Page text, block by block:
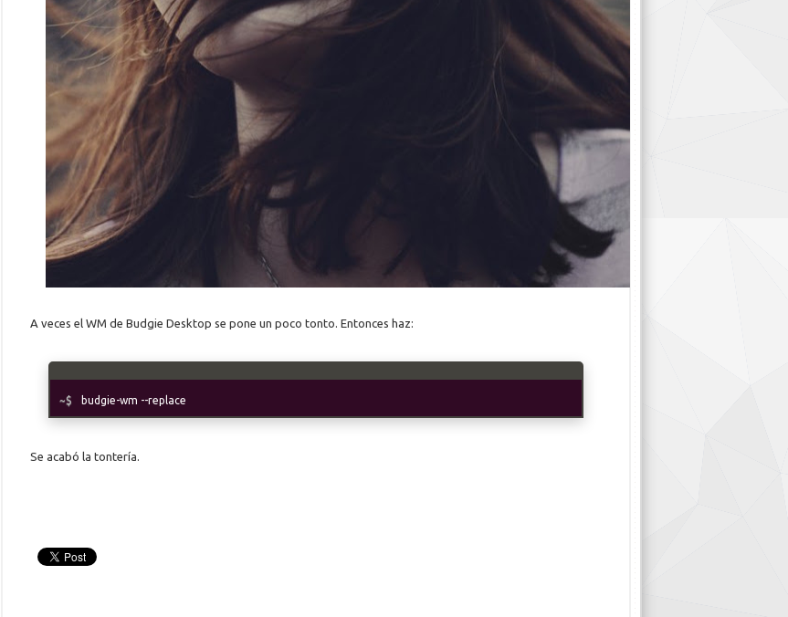
A veces el WM de Budgie Desktop se pone un poco tonto. Entonces haz:
budgie-wm --replace
Se acabó la tontería.